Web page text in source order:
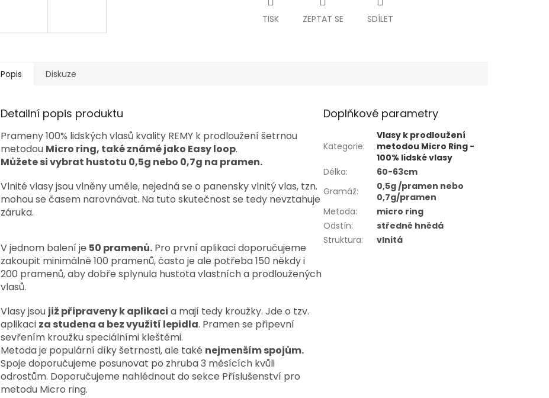
TISK ZEPTAT SE SDÍLET
Popis Diskuze
Detailní popis produktu
Prameny 100% lidských vlasů kvality REMY k prodloužení šetrnou
metodou Micro ring, také známé jako Easy loop.
Můžete si vybrat hustotu 0,5g nebo 0,7g na pramen.
Vlnité vlasy jsou vlněny uměle, nejedná se o panensky vlnitý vlas, tzn.
mohou se časem narovnávat. Na tuto skutečnost se tedy nevztahuje
záruka.
V jednom balení je 50 pramenů. Pro první aplikaci doporučujeme
zakoupit minimálně 100 pramenů, často je ale potřeba 150 někdy i
200 pramenů,aby dobře splynula hustota vlastních a prodloužených
vlasů.
Vlasy jsou již připraveny k aplikaci a mají tedy kroužky. Jde o tzv.
aplikaci za studena a bez využití lepidla. Pramen se připevní
sevřením kroužku speciálními kleštěmi.
Metoda je populární díky šetrnosti, ale také nejmenším spojům.
Spoje doporučujeme posunovat po zhruba 3 měsících kvůli
odrostům. Doporučujeme nahlédnout do sekce Příslušenství pro
metodu Micro ring.
Doplňkové parametry
Kategorie:
Vlasy k prodloužení
metodou Micro Ring -
100% lidské vlasy
Délka:
60-63cm
Gramáž:
0,5g /pramen nebo
0,7g/pramen
Metoda:
micro ring
Odstín:
středně hnědá
Struktura: vlnitá